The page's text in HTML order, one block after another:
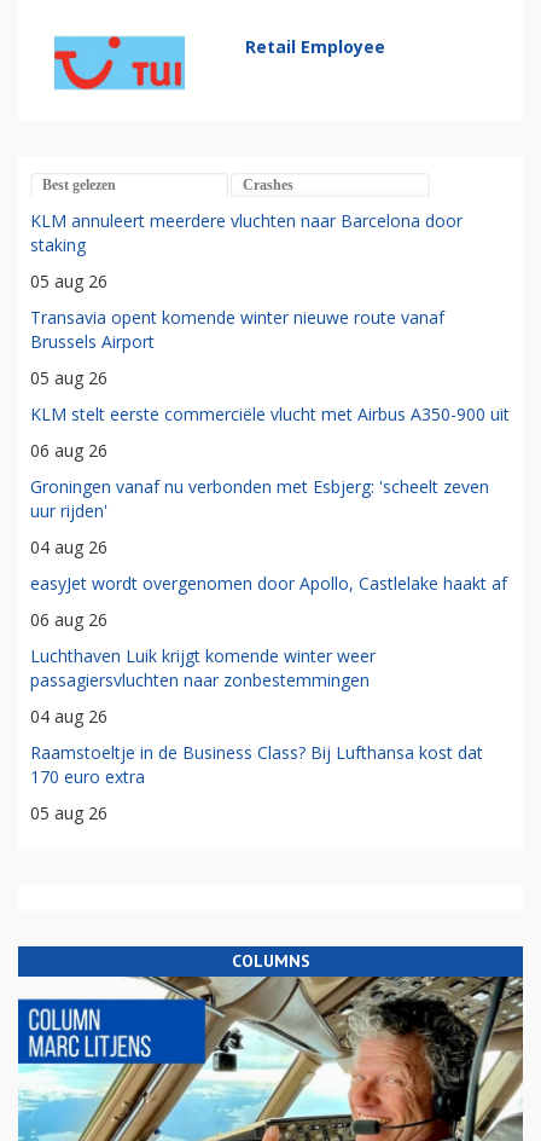
Retail Employee
Best gelezen Crashes
KLM annuleert meerdere vluchten naar Barcelona door
staking
05 aug 26
Transavia opent komende winter nieuwe route vanaf
Brussels Airport
05 aug 26
KLM stelt eerste commerciële vlucht met Airbus A350-900 uit
06 aug 26
Groningen vanaf nu verbonden met Esbjerg: 'scheelt zeven
uur rijden'
04 aug 26
easyJet wordt overgenomen door Apollo, Castlelake haakt af
06 aug 26
Luchthaven Luik krijgt komende winter weer
passagiersvluchten naar zonbestemmingen
04 aug 26
Raamstoeltje in de Business Class? Bij Lufthansa kost dat
170 euro extra
05 aug 26
COLUMNS